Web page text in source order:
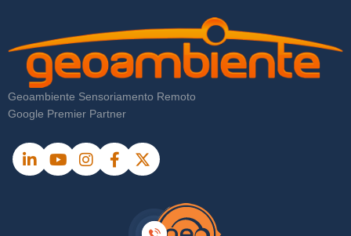
Geoambiente Sensoriamento Remoto
Google Premier Partner